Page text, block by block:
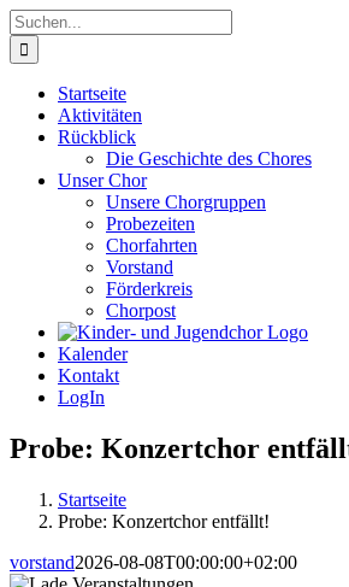
Zum
Inhalt
springen
Suche
nach:
Startseite
Aktivitäten
Rückblick
Die Geschichte des Chores
Unser Chor
Unsere Chorgruppen
Probezeiten
Chorfahrten
Vorstand
Förderkreis
Chorpost
Kalender
Kontakt
LogIn
Probe: Konzertchor
Startseite
Probe: Konzertchor entfällt!
vorstand2026-08-08T00:00:00+02:00